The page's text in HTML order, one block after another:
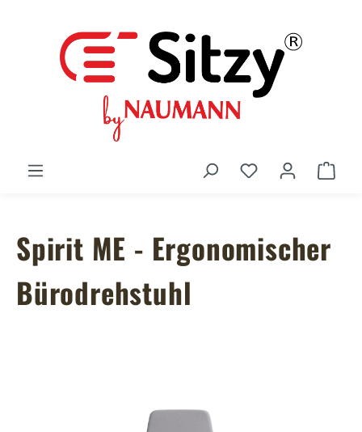
Du hast 0
Spirit ME - Ergonomischer
Bürodrehstuhl